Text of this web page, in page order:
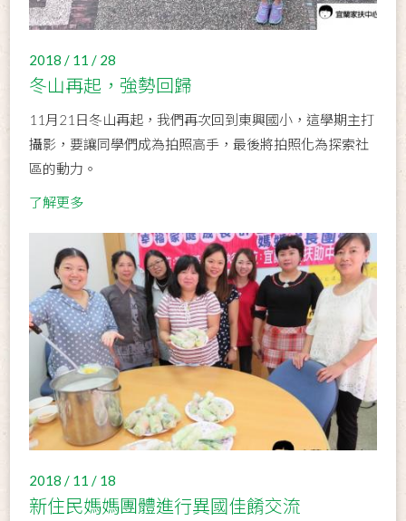
2018 / 11 / 28
冬山再起，強勢回歸
11月21日冬山再起，我們再次回到東興國小，這學期主打
攝影，要讓同學們成為拍照高手，最後將拍照化為探索社
區的動力。
了解更多
2018 / 11 / 18
新住民媽媽團體進行異國佳餚交流